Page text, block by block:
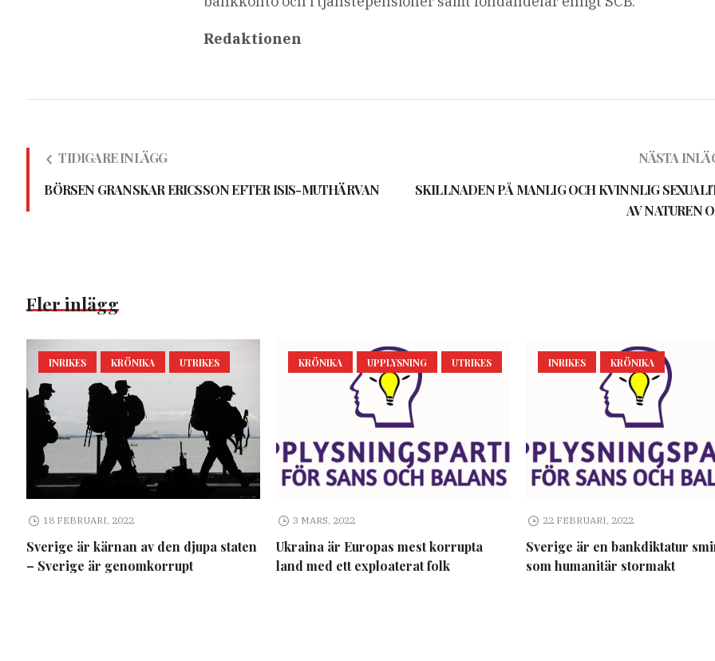
Redaktionen
TIDIGARE INLÄGG
BÖRSEN GRANSKAR ERICSSON EFTER ISIS-MUTHÄRVAN
NÄSTA
SKILLNADEN PÅ MANLIG OCH KVINNLIG
AV NATUREN
Fler inlägg
INRIKES KRÖNIKA UTRIKES
18 FEBRUARI, 2022
Sverige är kärnan av den djupa staten
– Sverige är genomkorrupt
KRÖNIKA UPPLYSNING UTRIKES
3 MARS, 2022
Ukraina är Europas mest korrupta
land med ett exploaterat folk
INRIKES KRÖNIKA
22 FEBRUARI, 2022
Sverige är en bankdiktatur
som humanitär stormakt